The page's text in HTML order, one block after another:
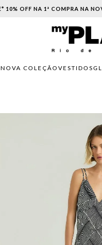
PARCELAMENTO EM ATÉ
NOVA COLEÇÃO VESTIDOS